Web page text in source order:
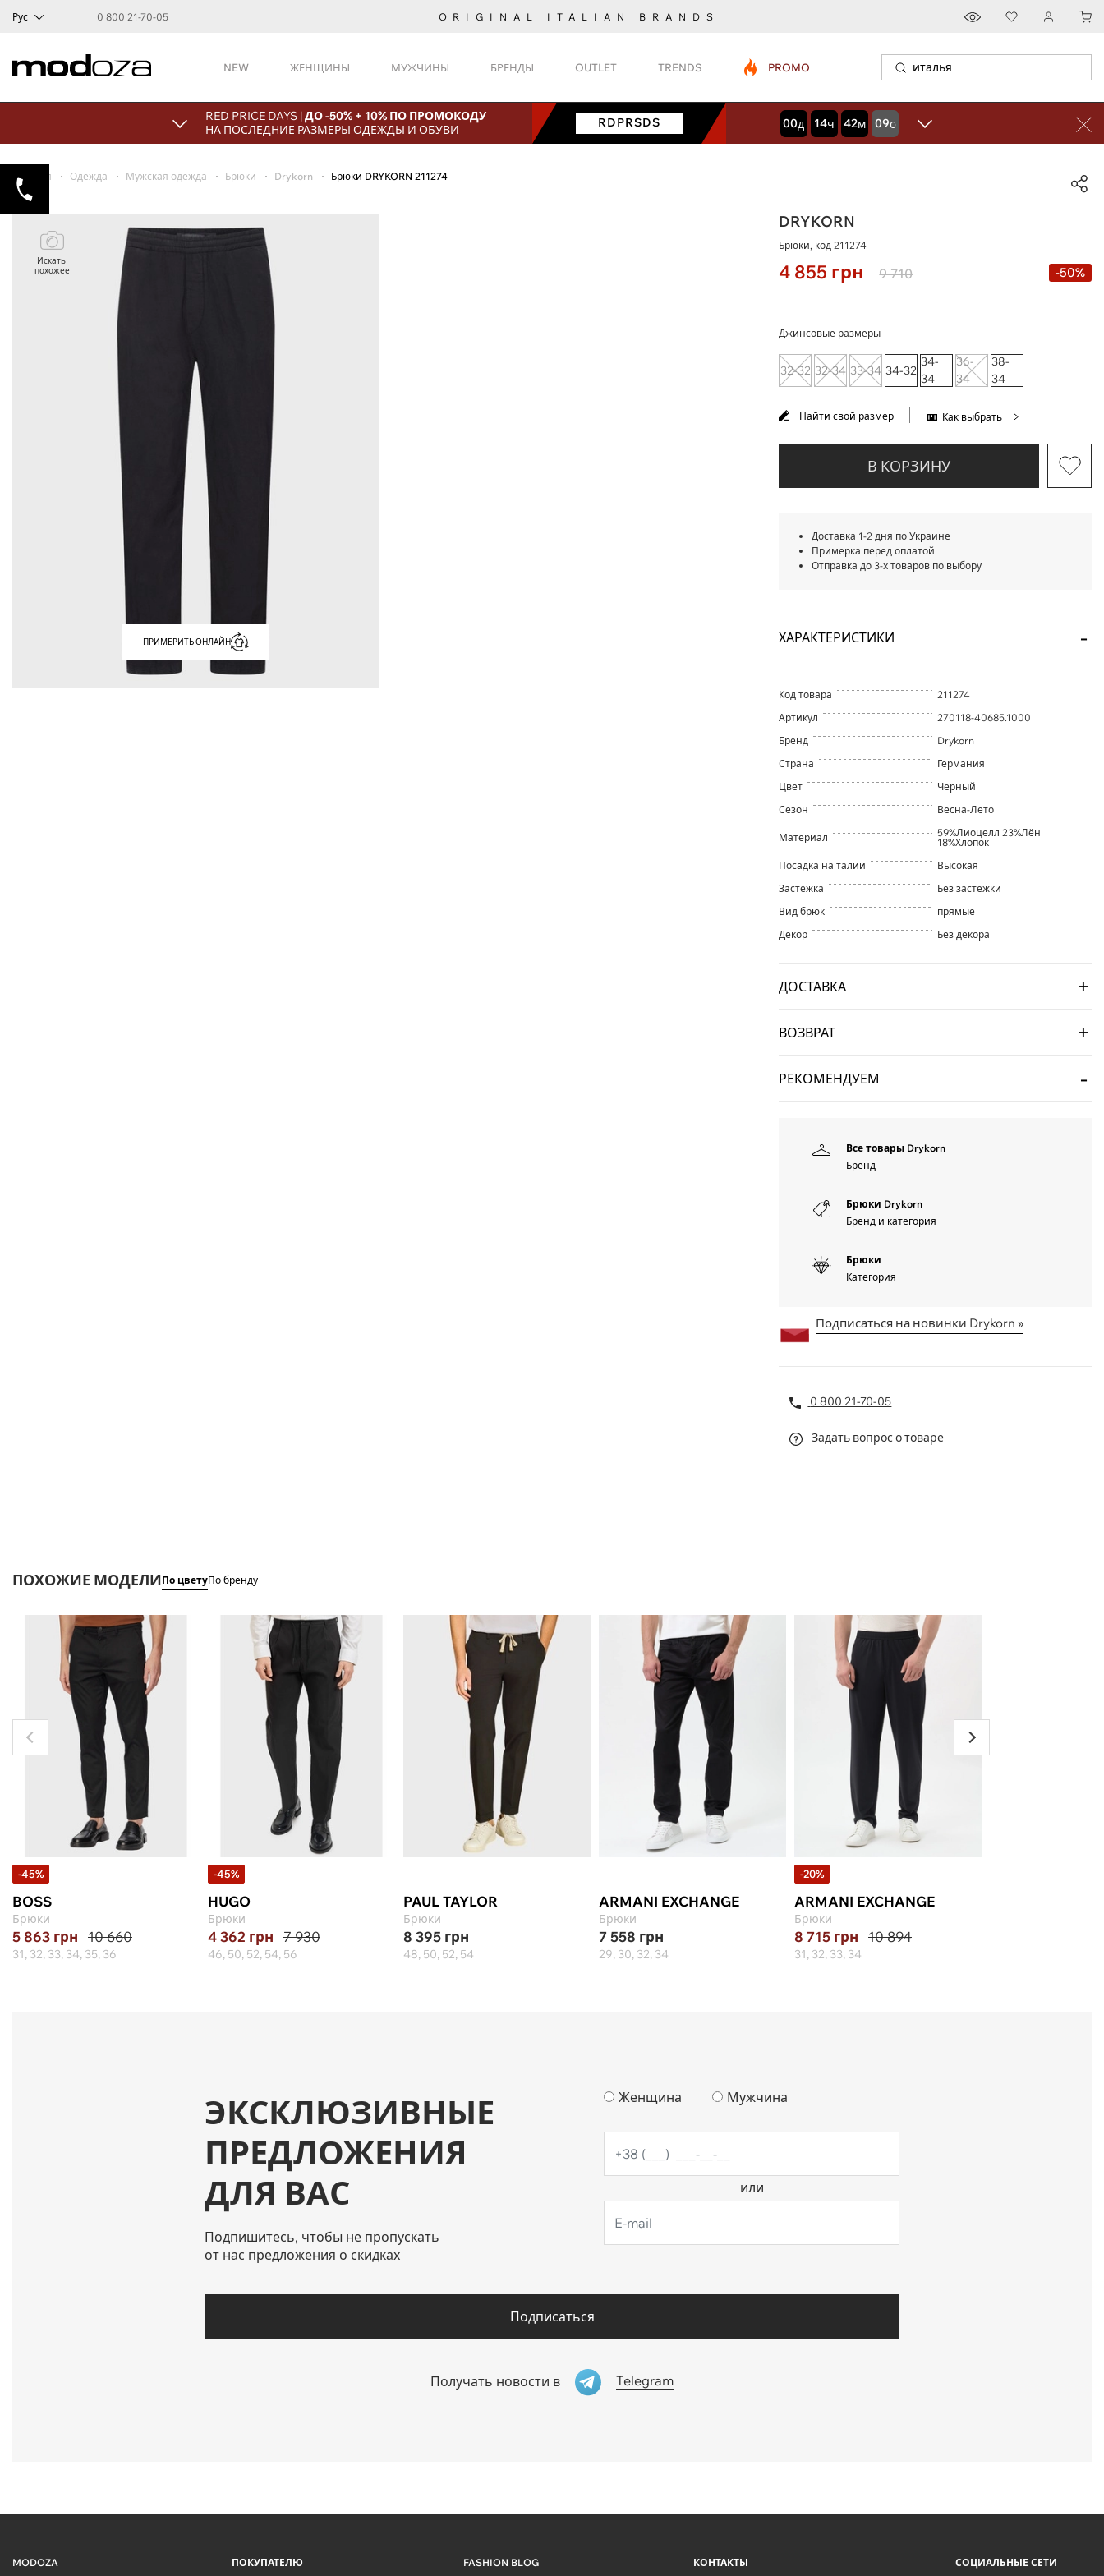
Рус 0 800 21-70-05 ORIGINAL ITALIAN BRANDS
NEW ЖЕНЩИНЫ МУЖЧИНЫ БРЕНДЫ OUTLET TRENDS PROMO
RED PRICE DAYS |ДО -50% + 10% ПО ПРОМОКОДУ
НА ПОСЛЕДНИЕ РАЗМЕРЫ ОДЕЖДЫ И ОБУВИ
RDPRSDS 00дней
14часов
42минут
08секунд
Главная Одежда Мужская одежда Брюки Drykorn Брюки DRYKORN 211274
Искать
похожее
ПРИМЕРИТЬ ОНЛАЙН
DRYKORN
Брюки, код211274
4 855 грн 9 710 -50%
Джинсовые размеры
32-32 32-34 33-34 34-32
34-
34
36-
34
38-
34
Найти свой размер Как выбрать
В КОРЗИНУ
Доставка 1-2 дня по Украине
Примерка перед оплатой
Отправка до 3-х товаров по выбору
ХАРАКТЕРИСТИКИ
Код товара
211274
Артикул
270118-40685.1000
Бренд
Drykorn
Страна
Германия
Цвет
Черный
Сезон
Весна-Лето
Материал
59%Лиоцелл 23%Лён
18%Хлопок
Посадка на талии
Высокая
Застежка
Без застежки
Вид брюк
прямые
Декор
Без декора
ДОСТАВКА
ВОЗВРАТ
РЕКОМЕНДУЕМ
Все товары Drykorn
Бренд
Брюки Drykorn
Бренд и категория
Брюки
Категория
Подписаться на новинки Drykorn »
0 800 21-70-05
Задать вопрос о товаре
ПОХОЖИЕ МОДЕЛИПо цветуПо бренду
-45%
BOSS
Брюки
5 863 грн 10 660
31, 32, 33, 34, 35, 36
-45%
HUGO
Брюки
4 362 грн 7 930
46, 50, 52, 54, 56
PAUL TAYLOR
Брюки
8 395 грн
48, 50, 52, 54
ARMANI EXCHANGE
Брюки
7 558 грн
29, 30, 32, 34
-20%
ARMANI EXCHANGE
Брюки
8 715 грн 10 894
31, 32, 33, 34
ЭКСКЛЮЗИВНЫЕ
ПРЕДЛОЖЕНИЯ
ДЛЯ ВАС
Подпишитесь, чтобы не пропускать
от нас предложения о скидках
Женщина Мужчина
или
Подписаться
Получать новости в Telegram
MODOZA ПОКУПАТЕЛЮ FASHION BLOG КОНТАКТЫ СОЦИАЛЬНЫЕ СЕТИ